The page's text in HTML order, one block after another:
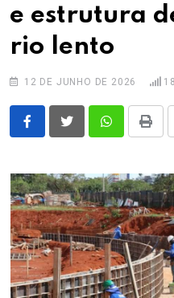
e estrutura
rio lento
12 DE JUNHO DE 2026
WhatsappPrint